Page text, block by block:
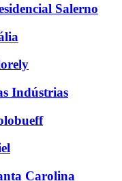
Salerno
Indústrias
Carolina